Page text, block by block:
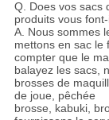
Q. Does vos sacs
produits vous
A. Nous sommes
mettons en sac le
compter que le
balayez les sacs,
brosses de
de joue, pêchée
brosse, kabuki,